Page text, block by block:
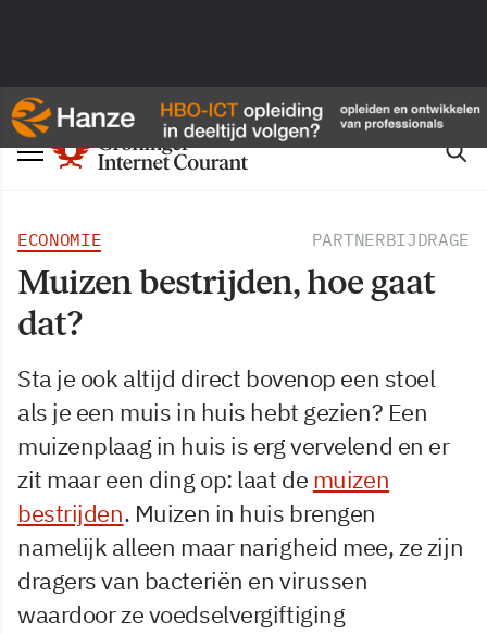
ECONOMIE PARTNERBIJDRAGE
Muizen bestrijden, hoe gaat
dat?
Sta je ook altijd direct bovenop een stoel
als je een muis in huis hebt gezien? Een
muizenplaag in huis is erg vervelend en er
zit maar een ding op: laat de muizen
bestrijden. Muizen in huis brengen
namelijk alleen maar narigheid mee, ze zijn
dragers van bacteriën en virussen
waardoor ze voedselvergiftiging